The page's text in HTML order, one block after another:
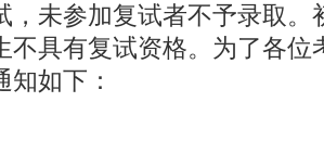
，未参加复试者不予录取。
不具有复试资格。为了各位
如下：